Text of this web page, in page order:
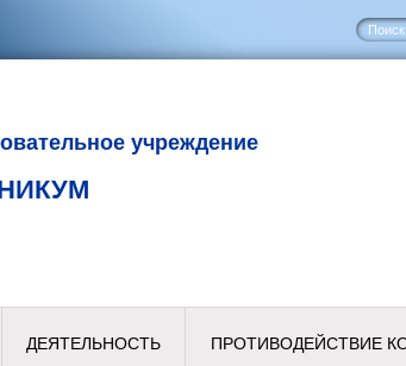
учреждение
ДЕЯТЕЛЬНОСТЬ ПРОТИВОДЕЙСТВИЕ